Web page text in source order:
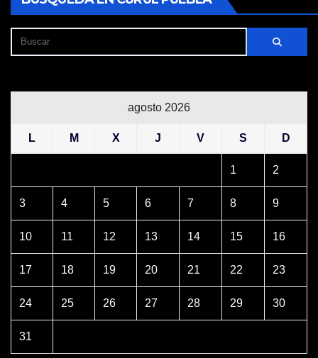
agosto 2026
L M X J V S D
1 2
3 4 5 6 7 8 9
10 11 12 13 14 15 16
17 18 19 20 21 22 23
24 25 26 27 28 29 30
31